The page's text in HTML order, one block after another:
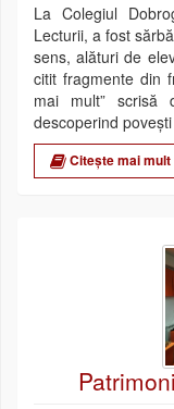
La Colegiul
Lecturii, a fost
sens, alături de
citit fragmente din
mai mult” scrisă
descoperind
Citește mai mult